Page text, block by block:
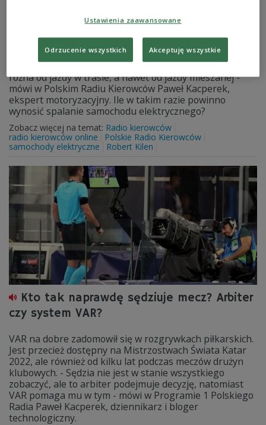
Ile energii powinien zużywać
samochód elektryczny?
Jak okazuje się, elektryk elektrykowi nie jest równy, jeśli
chodzi o zużycie energii. - Jazda miejska jest zupełnie
różna od jazdy w trasie, a nawet od jazdy mieszanej -
mówi w Polskim Radiu Kierowców Paweł Kacperek,
ekspert motoryzacyjny. Ile w takim razie powinno
wynosić spalanie samochodu elektrycznego?
Zobacz więcej na temat: Radio kierowców
radio kierowców online
Polskie Radio Kierowców
samochody elektryczne
Robert Kilen
Kto tak naprawdę sędziuje mecz? Arbiter
czy system VAR?
VAR na dobre zadomowił się w rozgrywkach piłkarskich.
Jest przecież dostępny na Mistrzostwach Świata Katar
2022, ale również od kilku lat podczas meczów drużyn
klubowych. - Sędzia nie jest w stanie wszystkiego
zobaczyć, ale to arbiter podejmuje decyzję, natomiast
VAR pomaga mu w tym - mówi w Programie 1 Polskiego
Radia Paweł Kacperek, dziennikarz i bloger
technologiczny.
Ustawienia zaawansowane
Odrzucenie wszystkich Akceptuję wszystkie